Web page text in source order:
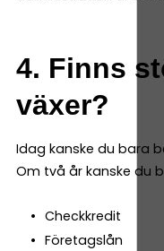
4. Finns
växer?
Idag kanske du bara
Om två år kanske du
Checkkredit
Företagslån